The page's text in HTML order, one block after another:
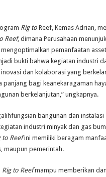
Rig to Reef, Kemas Adrian,
Reef, dimana Perusahaan
pemanfaatan
bukti bahwa kegiatan industri
dan kolaborasi yang
bagi keanekaragaman
berkelanjutan,” ungkapnya.
bangunan dan instalasi
industri minyak dan gas
to Reefini memiliki beragam
maupun pemerintah.
Rig to Reefmampu memberikan